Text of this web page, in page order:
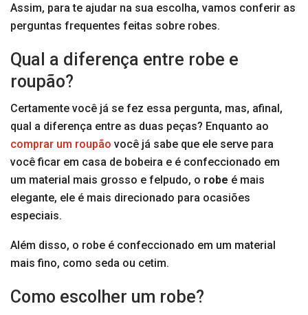
Assim, para te ajudar na sua escolha, vamos conferir as
perguntas frequentes feitas sobre robes.
Qual a diferença entre robe e
roupão?
Certamente você já se fez essa pergunta, mas, afinal,
qual a diferença entre as duas peças? Enquanto ao
comprar um roupão você já sabe que ele serve para
você ficar em casa de bobeira e é confeccionado em
um material mais grosso e felpudo, o robe é mais
elegante, ele é mais direcionado para ocasiões
especiais.
Além disso, o robe é confeccionado em um material
mais fino, como seda ou cetim.
Como escolher um robe?